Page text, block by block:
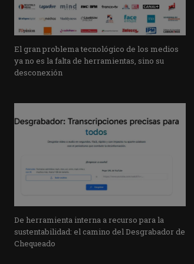
El gran problema tecnológico de los medios
ya no es la falta de herramientas, sino su
desconexión
De herramienta interna a recurso para la
sustentabilidad: el camino del Desgrabador de
Chequeado